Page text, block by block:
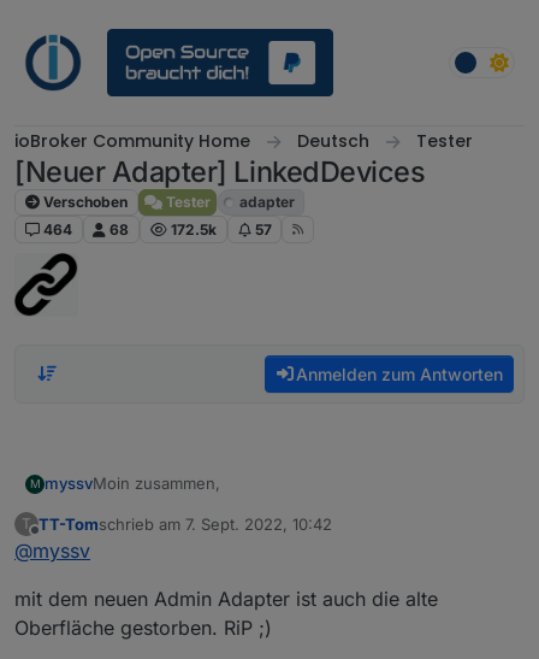
ioBroker Community Home Deutsch Tester
[Neuer Adapter] LinkedDevices
Verschoben Tester
adapter
464
68 172.5k 57
Anmelden zum Antworten
M myssvMoin zusammen,
ich habe den Adapter heute installiert:
T TT-Tomschrieb am 7. Sept. 2022, 10:42
zuletzt editiert von
@myssv
mit dem neuen Admin Adapter ist auch die alte
Oberfläche gestorben. RiP ;)